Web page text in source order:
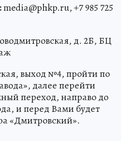
media@phkp.ru, +7 985 725
д. 2Б, БЦ
выход №4, пройти по
далее перейти
переход, направо до
и перед Вами будет
«Дмитровский».